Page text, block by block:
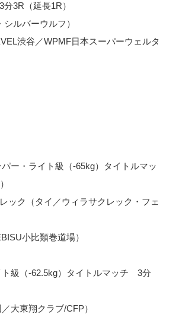
3R（延長1R）
ルバーウルフ）
渋谷／WPMF日本スーパーウェルタ
ー・ライト級（-65kg）タイトルマッ
ック（タイ／ウィラサクレック・フェ
小比類巻道場）
ト級（-62.5kg）タイトルマッチ 3分
大東翔クラブ/CFP）